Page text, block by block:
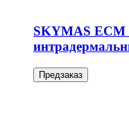
SKYMAS ECM
Предзаказ